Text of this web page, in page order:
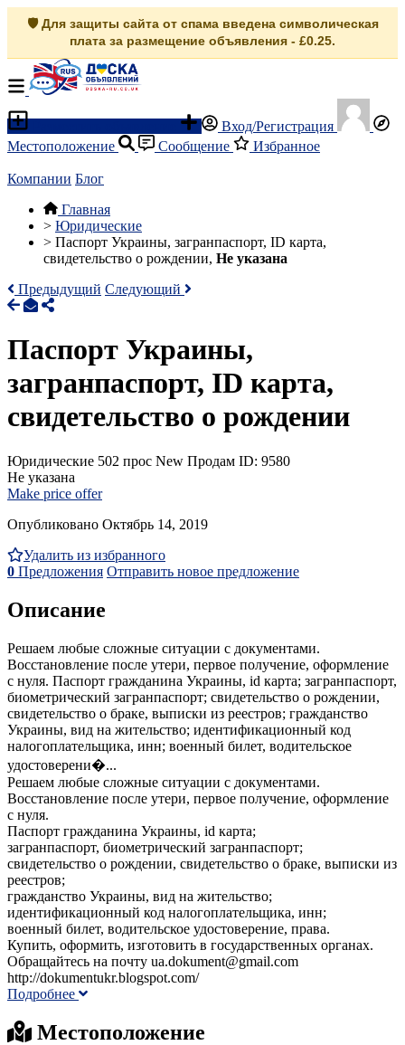
🛡️ Для защиты сайта от спама введена символическая
плата за размещение объявления - £0.25.
Вход/Регистрация
Местоположение
Сообщение Избранное
Компании Блог
Главная
> Юридические
> Паспорт Украины, загранпаспорт, ID карта,
свидетельство о рождении, Не указана
Предыдущий Следующий
Паспорт Украины,
загранпаспорт, ID карта,
свидетельство о рождении
Юридические 502 прос New Продам ID: 9580
Не указана
Make price offer
Опубликовано Октябрь 14, 2019
Удалить из избранного
0 Предложения Отправить новое предложение
Описание
Решаем любые сложные ситуации с документами.
Восстановление после утери, первое получение, оформление
с нуля. Паспорт гражданина Украины, id карта; загранпаспорт,
биометрический загранпаспорт; свидетельство о рождении,
свидетельство о браке, выписки из реестров; гражданство
Украины, вид на жительство; идентификационный код
налогоплательщика, инн; военный билет, водительское
удостоверени�...
Решаем любые сложные ситуации с документами.
Восстановление после утери, первое получение, оформление
с нуля.
Паспорт гражданина Украины, id карта;
загранпаспорт, биометрический загранпаспорт;
свидетельство о рождении, свидетельство о браке, выписки из
реестров;
гражданство Украины, вид на жительство;
идентификационный код налогоплательщика, инн;
военный билет, водительское удостоверение, права.
Купить, оформить, изготовить в государственных органах.
Обращайтесь на почту ua.dokument@gmail.com
http://dokumentukr.blogspot.com/
Подробнее
Местоположение